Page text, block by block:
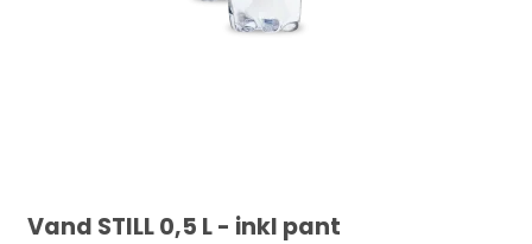
Vand STILL 0,5 L - inkl pant